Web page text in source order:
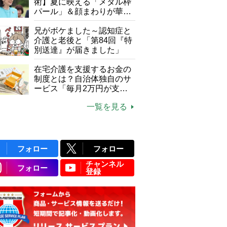
て現在は？
術】夏に映える「メタル枠
パール」＆顔まわりが華や
ぐ「揺れる一粒」の使い分
け方
兄がボケました～認知症と
介護と老後と「第84回『特
別送達』が届きました」
在宅介護を支援するお金の
制度とは？自治体独自のサ
ービス「毎月2万円が支給
一覧を見る
フォロー フォロー
フォロー
チャンネル
登録